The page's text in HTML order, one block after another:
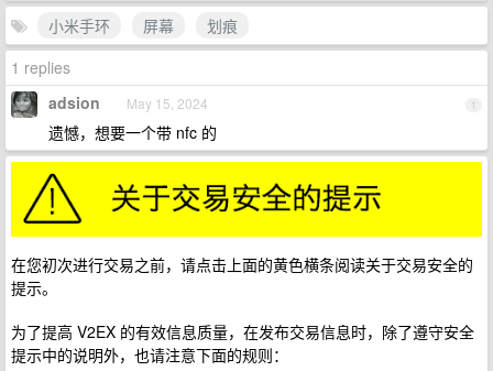
小米手环
屏幕
划痕
1 replies
1
adsion May 15, 2024
遗憾，想要一个带 nfc 的
在您初次进行交易之前，请点击上面的黄色横条阅读关于交易安全的
提示。
为了提高 V2EX 的有效信息质量，在发布交易信息时，除了遵守安全
提示中的说明外，也请注意下面的规则：